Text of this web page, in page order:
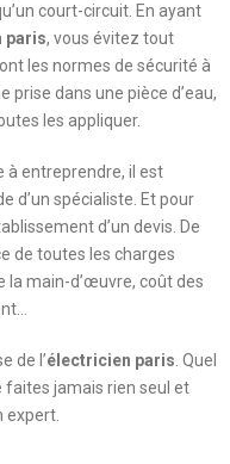
court-circuit. En ayant
paris, vous évitez tout
les normes de sécurité à
prise dans une pièce d’eau,
les appliquer.
à entreprendre, il est
d’un spécialiste. Et pour
d’un devis. De
de toutes les charges
la main-d’œuvre, coût des
de l’électricien paris . Quel
faites jamais rien seul et
expert.